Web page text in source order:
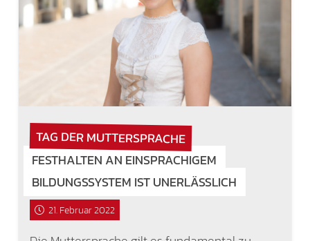
TAG DER MUTTERSPRACHE
FESTHALTEN AN EINSPRACHIGEM
BILDUNGSSYSTEM IST UNERLÄSSLICH
21. Februar 2022